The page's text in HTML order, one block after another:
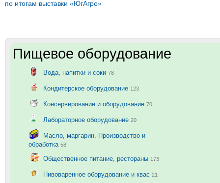
по итогам выставки «ЮгАгро»
Пищевое оборудование
Вода, напитки и соки 78
Кондитерское оборудование 123
Консервирование и оборудование 70
Лабораторное оборудование 20
Масло, маргарин. Производство и
обработка 58
Общественное питание, рестораны 173
Пивоваренное оборудование и квас 21